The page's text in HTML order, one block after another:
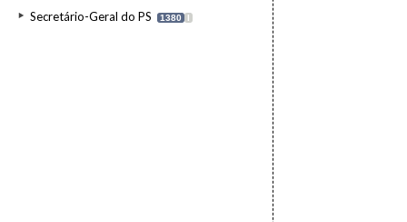
Secretário-Geral do PS 1380 I